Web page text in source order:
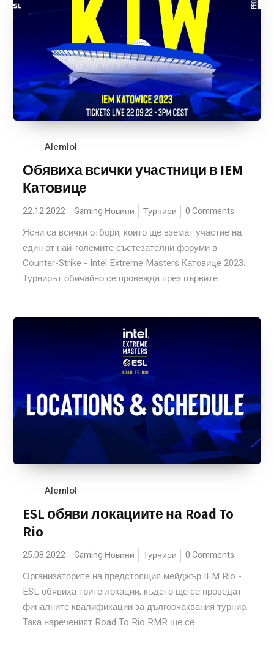
Alemlol
Обявиха всички участници в IEM
Катовице
22.12.2022 Gaming Новини Турнири 0 Comments
Ясни са всички отбори, които ще вземат участие на
един от най-големите състезателни форуми в
Counter-Strike - Intel Extreme Masters Катовице 2023.
Турнирът обичайно се провежда през първите...
Alemlol
ESL обяви локациите на Road To
Rio
25.08.2022 Gaming Новини Турнири 0 Comments
Организаторите на предстоящия мейджър IEM Rio -
ESL обявиха трите локации, където ще се проведат
финалните квалификации за дългоочаквания турнир.
Така нареченият Road To Rio RMR ще се...